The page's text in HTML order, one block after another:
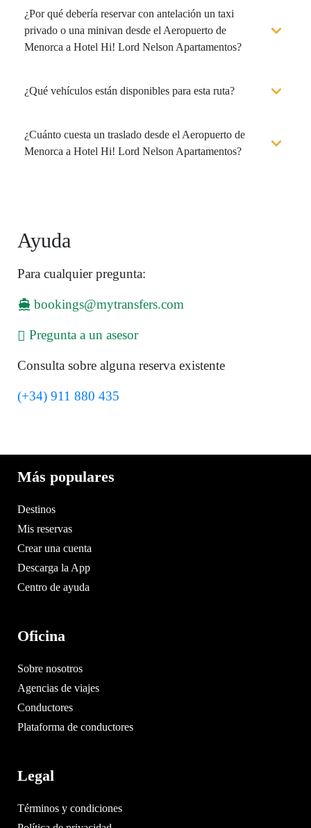
¿Por qué debería reservar con antelación un taxi
privado o una minivan desde el Aeropuerto de
Menorca a Hotel Hi! Lord Nelson Apartamentos?
¿Qué vehículos están disponibles para esta ruta?
¿Cuánto cuesta un traslado desde el Aeropuerto de
Menorca a Hotel Hi! Lord Nelson Apartamentos?
Ayuda
Para cualquier pregunta:
bookings@mytransfers.com
Pregunta a un asesor
Consulta sobre alguna reserva existente
(+34) 911 880 435
Más populares
Destinos
Mis reservas
Crear una cuenta
Descarga la App
Centro de ayuda
Oficina
Sobre nosotros
Agencias de viajes
Conductores
Plataforma de conductores
Legal
Términos y condiciones